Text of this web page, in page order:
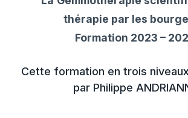
thérapie par les
Formation 2023 –
Cette formation en trois
par Philippe